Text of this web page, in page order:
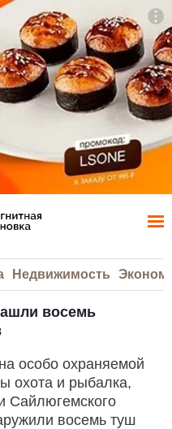
Недвижимость
восемь
особо охраняемой
охота и рыбалка,
Сайлюгемского
восемь туш